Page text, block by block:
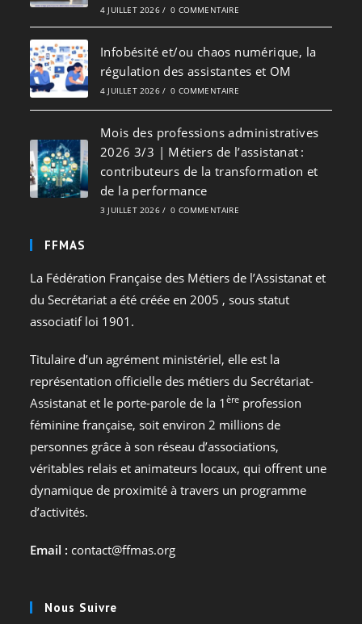
4 JUILLET 2026 / 0 COMMENTAIRE
Infobésité et/ou chaos numérique, la
régulation des assistantes et OM
4 JUILLET 2026 / 0 COMMENTAIRE
Mois des professions administratives
2026 3/3 | Métiers de l’assistanat :
contributeurs de la transformation et
de la performance
3 JUILLET 2026 / 0 COMMENTAIRE
FFMAS
La Fédération Française des Métiers de l’Assistanat et
du Secrétariat a été créée en 2005 , sous statut
associatif loi 1901.
Titulaire d’un agrément ministériel, elle est la
représentation officielle des métiers du Secrétariat-
Assistanat et le porte-parole de la 1ère profession
féminine française, soit environ 2 millions de
personnes grâce à son réseau d’associations,
véritables relais et animateurs locaux, qui offrent une
dynamique de proximité à travers un programme
d’activités.
Email : contact@ffmas.org
Nous Suivre